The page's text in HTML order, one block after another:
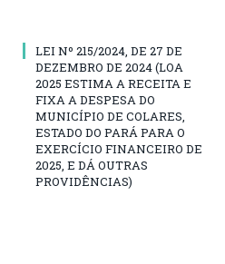
LEI Nº 215/2024, DE 27 DE
DEZEMBRO DE 2024 (LOA
2025 ESTIMA A RECEITA E
FIXA A DESPESA DO
MUNICÍPIO DE COLARES,
ESTADO DO PARÁ PARA O
EXERCÍCIO FINANCEIRO DE
2025, E DÁ OUTRAS
PROVIDÊNCIAS)